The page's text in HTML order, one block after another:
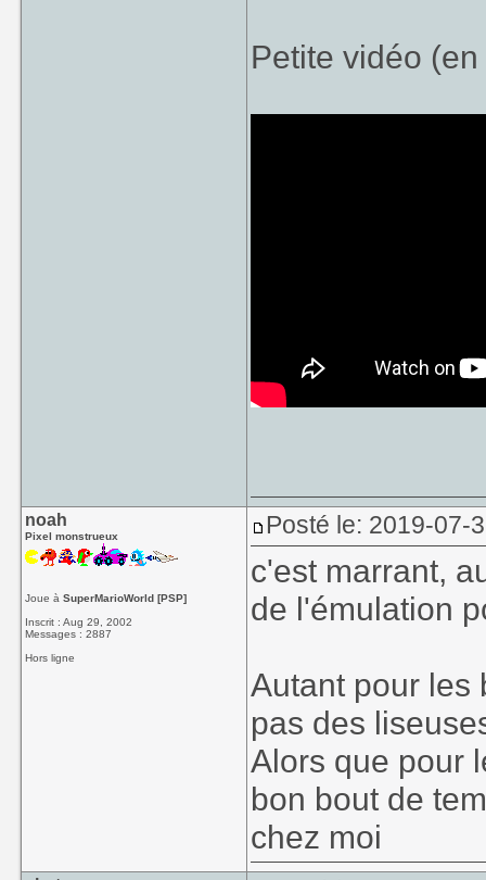
Petite vidéo
noah
Pixel monstrueux
Joue àSuperMarioWorld [PSP]
Inscrit : Aug 29, 2002
Messages : 2887
Hors ligne
Posté le: 2019-07-
c'est marrant,
de l'émulation
Autant pour les
pas des
Alors que pour
bon bout de
chez moi